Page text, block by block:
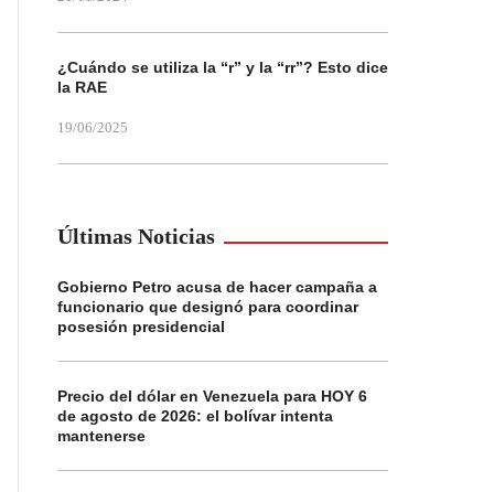
¿Cuándo se utiliza la “r” y la “rr”? Esto dice
la RAE
19/06/2025
Últimas Noticias
Gobierno Petro acusa de hacer campaña a
funcionario que designó para coordinar
posesión presidencial
Precio del dólar en Venezuela para HOY 6
de agosto de 2026: el bolívar intenta
mantenerse